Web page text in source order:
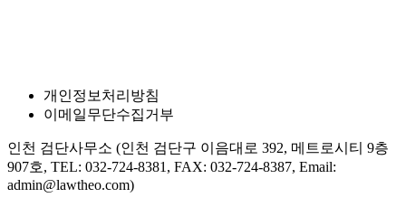
개인정보처리방침
이메일무단수집거부
인천 검단사무소 (인천 검단구 이음대로 392, 메트로시티 9층
907호, TEL: 032-724-8381, FAX: 032-724-8387, Email:
admin@lawtheo.com)